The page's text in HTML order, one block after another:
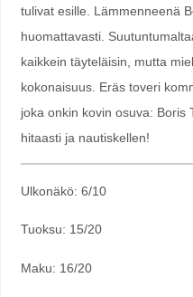
tulivat esille. Lämmenneenä
huomattavasti.
kaikkein täyteläisin, mutta
kokonaisuus. Eräs toveri
joka onkin kovin osuva: Boris
hitaasti ja nautiskellen!
Ulkonäkö: 6/10
Tuoksu: 15/20
Maku: 16/20